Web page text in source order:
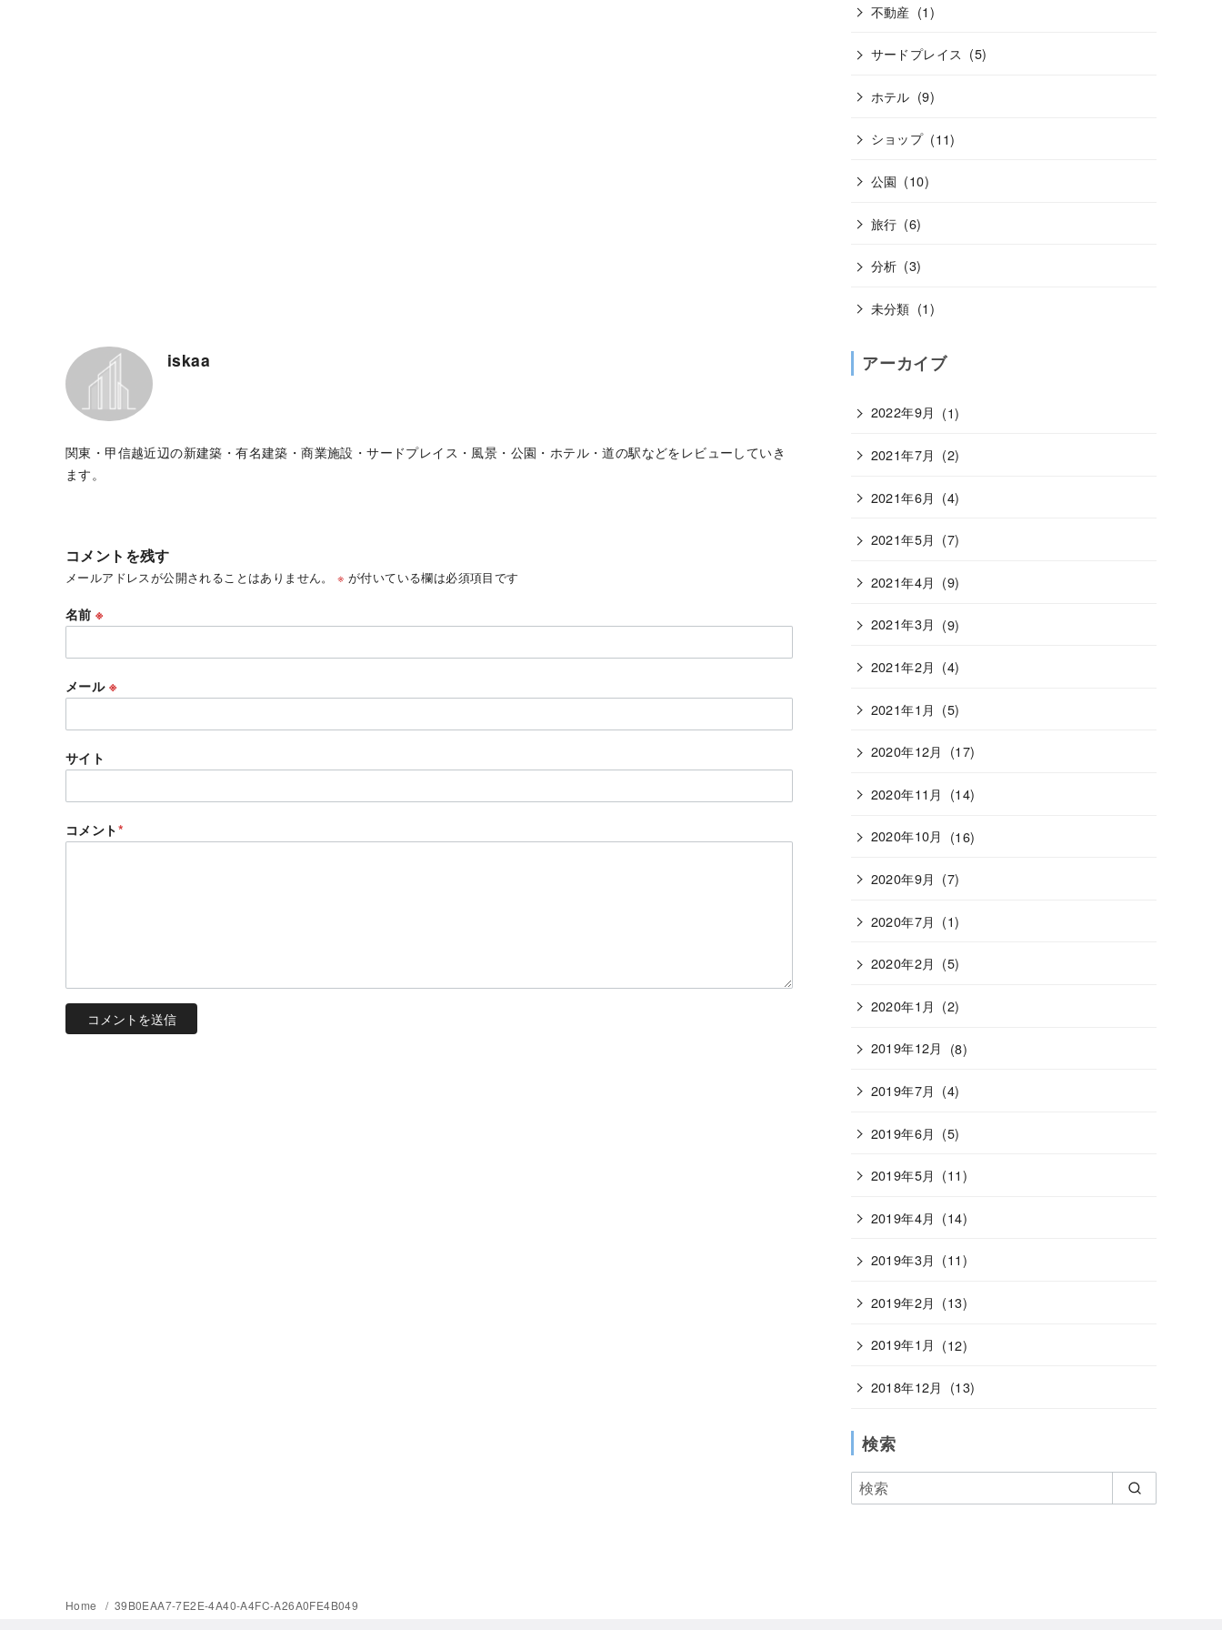
iskaa
関東・甲信越近辺の新建築・有名建築・商業施設・サードプレイス・風景・公園・ホテル・道の駅などをレビューしていき
ます。
コメントを残す
メールアドレスが公開されることはありません。 ※ が付いている欄は必須項目です
名前※
メール ※
サイト
コメント*
不動産 (1)
サードプレイス (5)
ホテル (9)
ショップ (11)
公園 (10)
旅行 (6)
分析 (3)
未分類 (1)
アーカイブ
2022年9月 (1)
2021年7月 (2)
2021年6月 (4)
2021年5月 (7)
2021年4月 (9)
2021年3月 (9)
2021年2月 (4)
2021年1月 (5)
2020年12月 (17)
2020年11月 (14)
2020年10月 (16)
2020年9月 (7)
2020年7月 (1)
2020年2月 (5)
2020年1月 (2)
2019年12月 (8)
2019年7月 (4)
2019年6月 (5)
2019年5月 (11)
2019年4月 (14)
2019年3月 (11)
2019年2月 (13)
2019年1月 (12)
2018年12月 (13)
検索
Home 39B0EAA7-7E2E-4A40-A4FC-A26A0FE4B049